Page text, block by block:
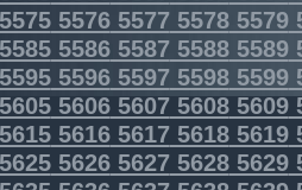
55765577 55785579
55865587 55885589
55965597 55985599
5606560756085609
5616561756185619
5626562756285629